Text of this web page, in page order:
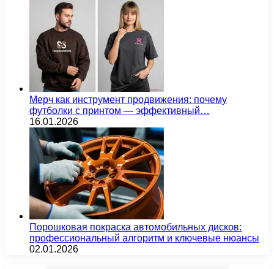
Мерч как инструмент продвижения: почему
футболки с принтом — эффективный…
16.01.2026
Порошковая покраска автомобильных дисков:
профессиональный алгоритм и ключевые нюансы
02.01.2026